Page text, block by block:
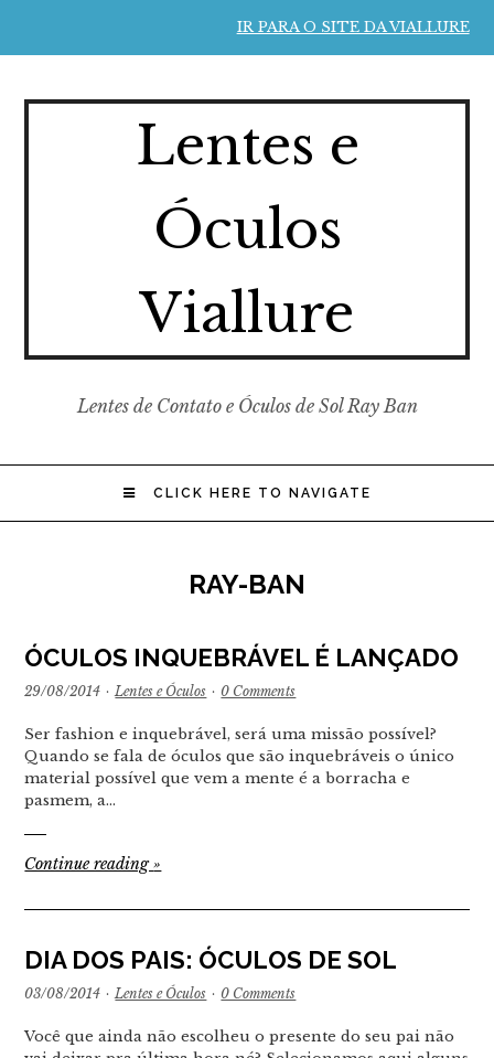
IR PARA O SITE DA VIALLURE
Lentes e
Óculos
Viallure
Lentes de Contato e Óculos de Sol Ray Ban
CLICK HERE TO NAVIGATE
RAY-BAN
ÓCULOS INQUEBRÁVEL É LANÇADO
29/08/2014 · Lentes e Óculos · 0 Comments
Ser fashion e inquebrável, será uma missão possível?
Quando se fala de óculos que são inquebráveis o único
material possível que vem a mente é a borracha e
pasmem, a…
Continue reading»
DIA DOS PAIS: ÓCULOS DE SOL
03/08/2014 · Lentes e Óculos · 0 Comments
Você que ainda não escolheu o presente do seu pai não